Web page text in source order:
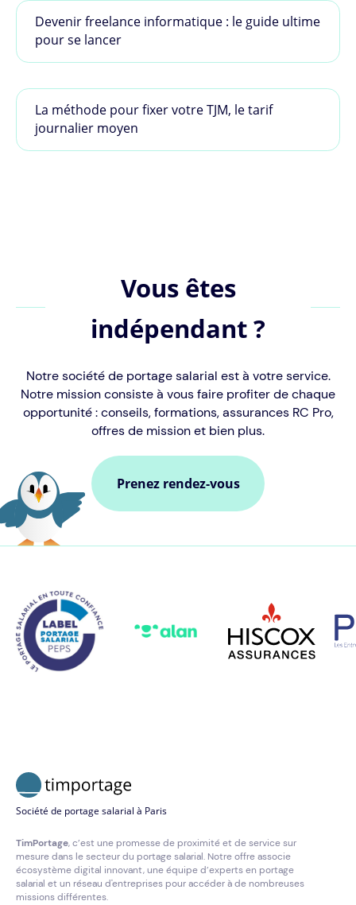
Devenir freelance informatique : le guide ultime
pour se lancer
La méthode pour fixer votre TJM, le tarif
journalier moyen
Vous êtes
indépendant ?
Notre société de portage salarial est à votre service.
Notre mission consiste à vous faire profiter de chaque
opportunité : conseils, formations, assurances RC Pro,
offres de mission et bien plus.
Prenez rendez-vous
Société de portage salarial à Paris
TimPortage, c’est une promesse de proximité et de service sur
mesure dans le secteur du portage salarial. Notre offre associe
écosystème digital innovant, une équipe d’experts en portage
salarial et un réseau d'entreprises pour accéder à de nombreuses
missions différentes.